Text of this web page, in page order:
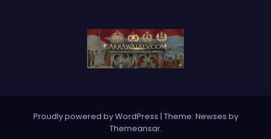
Proudly powered by WordPress | Theme: Newses by
Themeansar.